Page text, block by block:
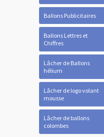
Ballons Publicitaires
Ballons Lettres et
Chiffres
Lâcher de Ballons
hélium
Lâcher de logo volant
mousse
Lâcher de ballons
colombes